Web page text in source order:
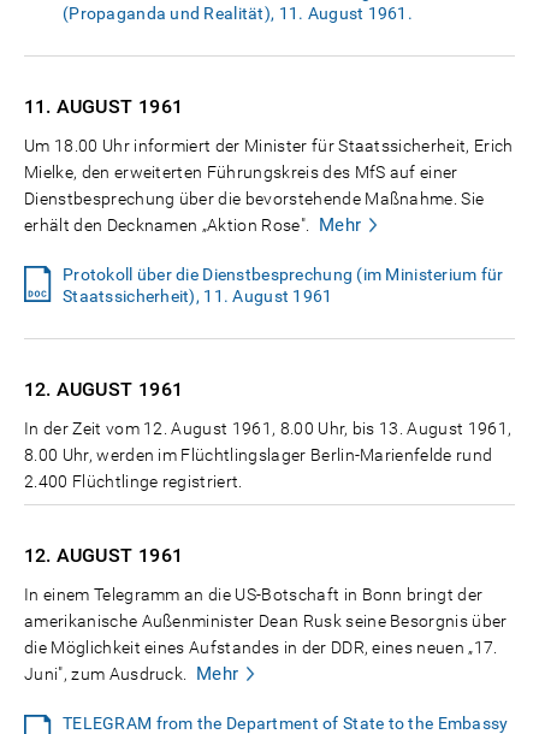
(Propaganda und Realität), 11. August 1961.
11. AUGUST 1961
Um 18.00 Uhr informiert der Minister für Staatssicherheit, Erich
Mielke, den erweiterten Führungskreis des MfS auf einer
Dienstbesprechung über die bevorstehende Maßnahme. Sie
erhält den Decknamen „Aktion Rose".
Mehr
Protokoll über die Dienstbesprechung (im Ministerium für
Staatssicherheit), 11. August 1961
12. AUGUST 1961
In der Zeit vom 12. August 1961, 8.00 Uhr, bis 13. August 1961,
8.00 Uhr, werden im Flüchtlingslager Berlin-Marienfelde rund
2.400 Flüchtlinge registriert.
12. AUGUST 1961
In einem Telegramm an die US-Botschaft in Bonn bringt der
amerikanische Außenminister Dean Rusk seine Besorgnis über
die Möglichkeit eines Aufstandes in der DDR, eines neuen „17.
Juni", zum Ausdruck.
Mehr
TELEGRAM from the Department of State to the Embassy